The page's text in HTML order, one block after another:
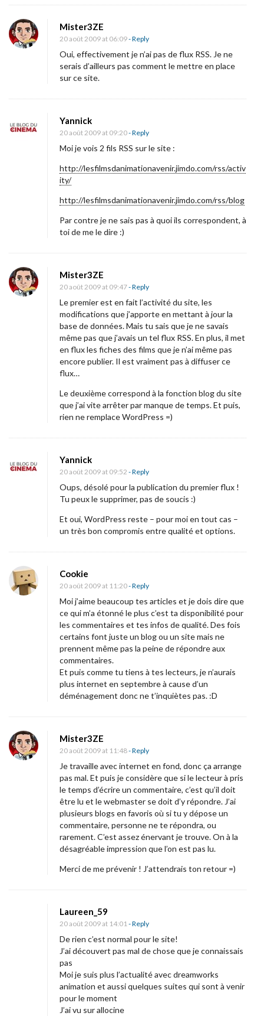
r
e
p
s
u
e
s
t
c
e
l
u
i
q
u
’
n
p
t
a
g
(
a
c
q
u
e
s
D
e
l
i
l
e
)
.
Mister3ZE
20 août 2009 at 06:09- Reply
Oui, effectivement je n’ai pas de flux RSS. Je ne
serais d’ailleurs pas comment le mettre en place
sur ce site.
Yannick
20 août 2009 at 09:20- Reply
Moi je vois 2 fils RSS sur le site :
http://lesfilmsdanimationavenir.jimdo.com/rss/activ
ity/
http://lesfilmsdanimationavenir.jimdo.com/rss/blog
Par contre je ne sais pas à quoi ils correspondent, à
toi de me le dire :)
Mister3ZE
20 août 2009 at 09:47- Reply
Le premier est en fait l’activité du site, les
modifications que j’apporte en mettant à jour la
base de données. Mais tu sais que je ne savais
même pas que j’avais un tel flux RSS. En plus, il met
en flux les fiches des films que je n’ai même pas
encore publier. Il est vraiment pas à diffuser ce
flux…
Le deuxième correspond à la fonction blog du site
que j’ai vite arrêter par manque de temps. Et puis,
rien ne remplace WordPress =)
Yannick
20 août 2009 at 09:52 - Reply
Oups, désolé pour la publication du premier flux !
Tu peux le supprimer, pas de soucis :)
Et oui, WordPress reste – pour moi en tout cas –
un très bon compromis entre qualité et options.
Cookie
20 août 2009 at 11:20- Reply
Moi j’aime beaucoup tes articles et je dois dire que
ce qui m’a étonné le plus c’est ta disponibilité pour
les commentaires et tes infos de qualité. Des fois
certains font juste un blog ou un site mais ne
prennent même pas la peine de répondre aux
commentaires.
Et puis comme tu tiens à tes lecteurs, je n’aurais
plus internet en septembre à cause d’un
déménagement donc ne t’inquiètes pas. :D
Mister3ZE
20 août 2009 at 11:48- Reply
Je travaille avec internet en fond, donc ça arrange
pas mal. Et puis je considère que si le lecteur à pris
le temps d’écrire un commentaire, c’est qu’il doit
être lu et le webmaster se doit d’y répondre. J’ai
plusieurs blogs en favoris où si tu y dépose un
commentaire, personne ne te répondra, ou
rarement. C’est assez énervant je trouve. On à la
désagréable impression que l’on est pas lu.
Merci de me prévenir ! J’attendrais ton retour =)
Laureen_59
20 août 2009 at 14:01- Reply
De rien c’est normal pour le site!
J’ai découvert pas mal de chose que je connaissais
pas
Moi je suis plus l’actualité avec dreamworks
animation et aussi quelques suites qui sont à venir
pour le moment
J’ai vu sur allocine